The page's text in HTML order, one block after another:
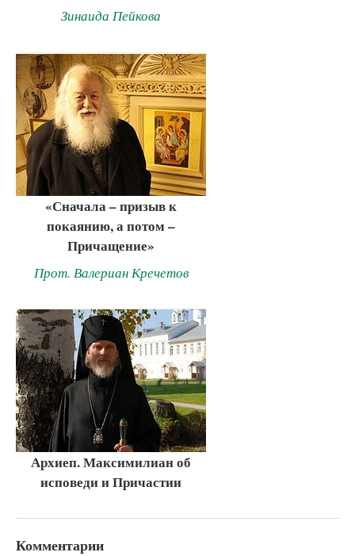
Зинаида Пейкова
«Сначала – призыв к
покаянию, а потом –
Причащение»
Прот. Валериан Кречетов
Архиеп. Максимилиан об
исповеди и Причастии
Комментарии